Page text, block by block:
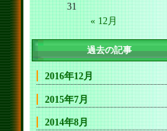
31
« 12月
過去の記事
2016年12月
2015年7月
2014年8月